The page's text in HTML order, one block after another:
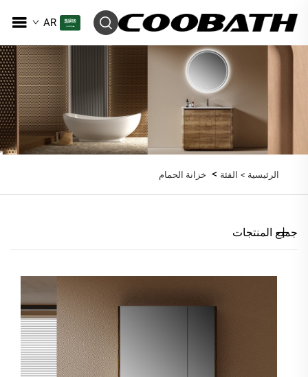
AR
الرئيسية > الفئة > خزانة الحمام
جميع المنتجات